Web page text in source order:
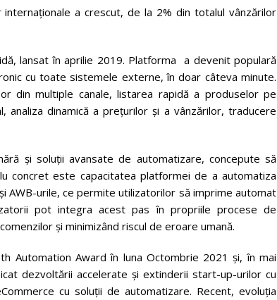
a crescut, de la 2% din totalul vânzărilor
lansat în aprilie 2019. Platforma a devenit populară
cu toate sistemele externe, în doar câteva minute.
din multiple canale, ​​listarea rapidă a produselor pe
dinamică a prețurilor și a vânzărilor, traducere
și soluții avansate de automatizare, concepute să
concret este capacitatea platformei de a automatiza
AWB-urile, ce permite utilizatorilor să imprime automat
pot integra acest pas în propriile procese de
și minimizând riscul de eroare umană.
Automation Award în luna Octombrie 2021 și, în mai
dezvoltării accelerate și extinderii start-up-urilor cu
cu soluții de automatizare. Recent, evoluția